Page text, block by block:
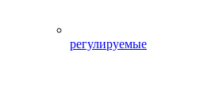
регулируемые